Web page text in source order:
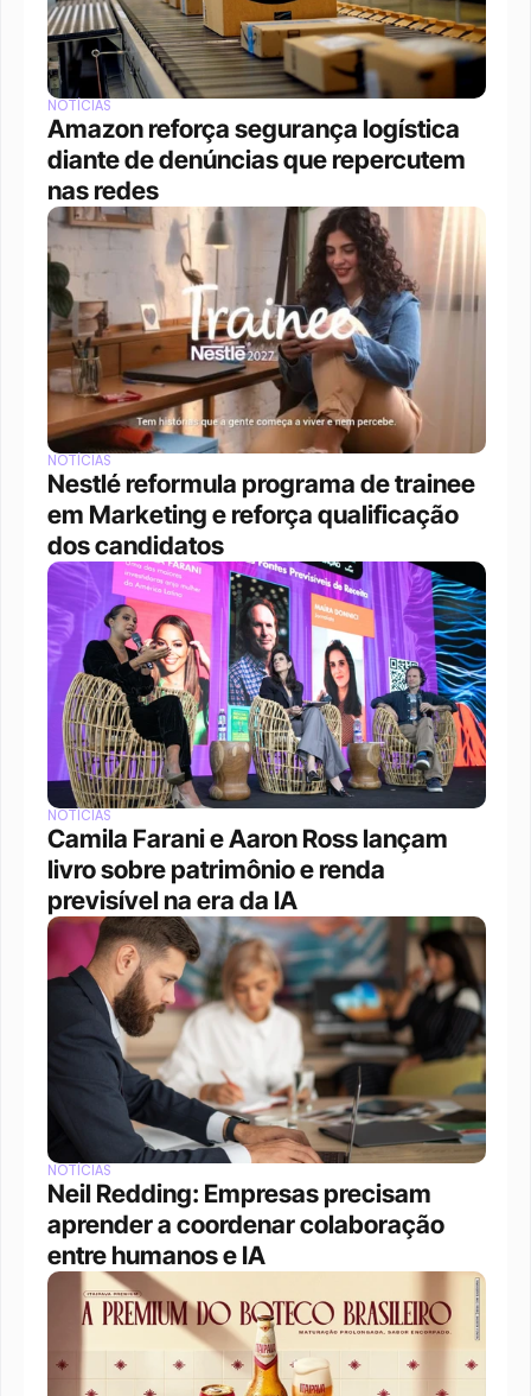
NOTÍCIAS
Amazon reforça segurança logística
diante de denúncias que repercutem
nas redes
NOTÍCIAS
Nestlé reformula programa de trainee
em Marketing e reforça qualificação
dos candidatos
NOTÍCIAS
Camila Farani e Aaron Ross lançam
livro sobre patrimônio e renda
previsível na era da IA
NOTÍCIAS
Neil Redding: Empresas precisam
aprender a coordenar colaboração
entre humanos e IA